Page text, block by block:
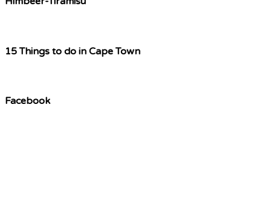
15 Things to do in Cape Town
Facebook